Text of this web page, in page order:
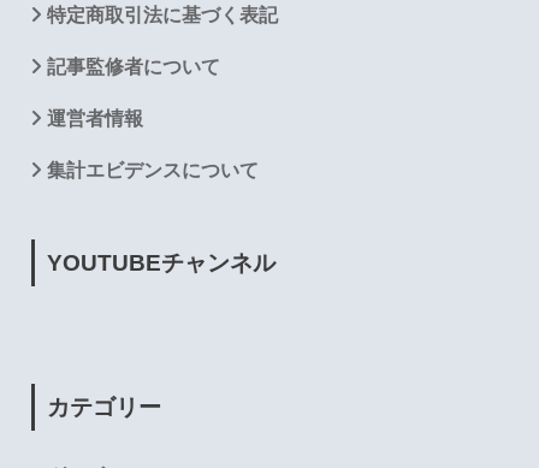
特定商取引法に基づく表記
記事監修者について
運営者情報
集計エビデンスについて
YOUTUBEチャンネル
カテゴリー